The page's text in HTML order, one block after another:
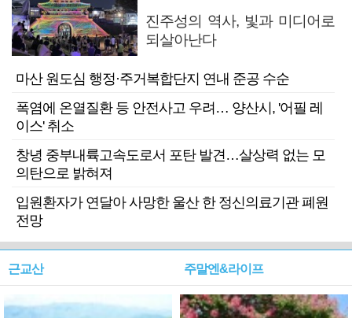
진주성의 역사, 빛과 미디어로
되살아난다
마산 원도심 행정·주거복합단지 연내 준공 수순
폭염에 온열질환 등 안전사고 우려… 양산시, '어필 레
이스' 취소
창녕 중부내륙고속도로서 포탄 발견…살상력 없는 모
의탄으로 밝혀져
입원환자가 연달아 사망한 울산 한 정신의료기관 폐원
전망
근교산 주말엔&라이프